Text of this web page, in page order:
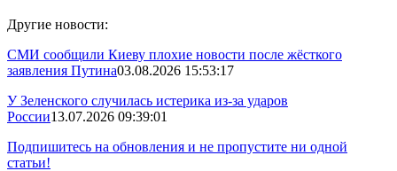
Другие новости:
СМИ сообщили Киеву плохие новости после жёсткого
заявления Путина03.08.2026 15:53:17
У Зеленского случилась истерика из-за ударов
России13.07.2026 09:39:01
Подпишитесь на обновления и не пропустите ни одной
статьи!